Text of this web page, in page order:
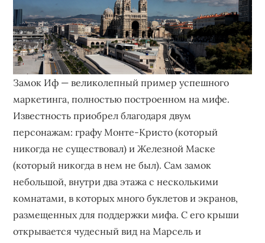
Замок Иф — великолепный пример успешного
маркетинга, полностью построенном на мифе.
Известность приобрел благодаря двум
персонажам: графу Монте-Кристо (который
никогда не существовал) и Железной Маске
(который никогда в нем не был). Сам замок
небольшой, внутри два этажа с несколькими
комнатами, в которых много буклетов и экранов,
размещенных для поддержки мифа. С его крыши
открывается чудесный вид на Марсель и